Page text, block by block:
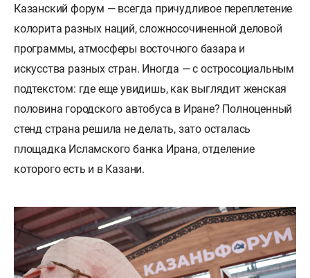
Казанский форум — всегда причудливое переплетение
колорита разных наций, сложносочиненной деловой
программы, атмосферы восточного базара и
искусства разных стран. Иногда — с остросоциальным
подтекстом: где еще увидишь, как выглядит женская
половина городского автобуса в Иране? Полноценный
стенд страна решила не делать, зато осталась
площадка Исламского банка Ирана, отделение
которого есть и в Казани.